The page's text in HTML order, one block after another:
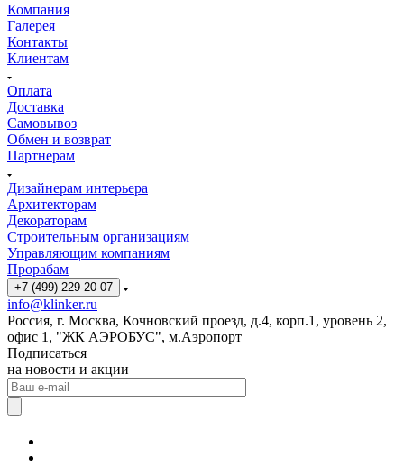
Компания
Галерея
Контакты
Клиентам
Оплата
Доставка
Самовывоз
Обмен и возврат
Партнерам
Дизайнерам интерьера
Архитекторам
Декораторам
Строительным организациям
Управляющим компаниям
Прорабам
+7 (499) 229-20-07
info@klinker.ru
Россия, г. Москва, Кочновский проезд, д.4, корп.1, уровень 2,
офис 1, "ЖК АЭРОБУС", м.Аэропорт
Подписаться
на новости и акции